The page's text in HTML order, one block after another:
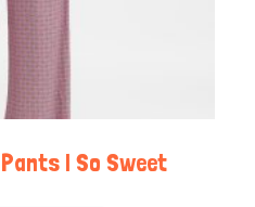
| So Sweet